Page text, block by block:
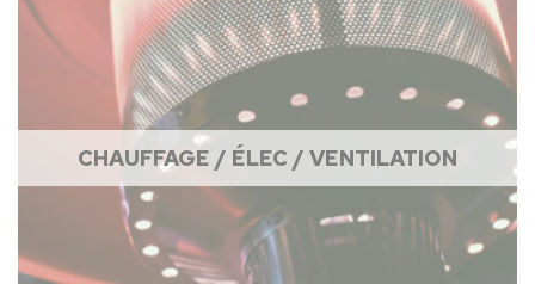
CHAUFFAGE / ÉLEC / VENTILATION